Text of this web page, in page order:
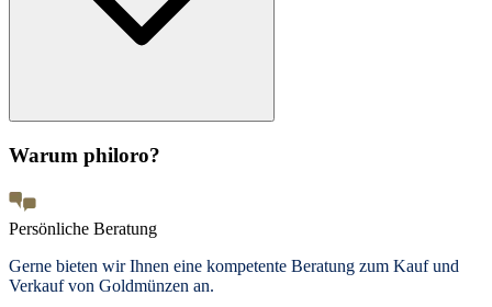
Warum philoro?
Persönliche Beratung
Gerne bieten wir Ihnen eine kompetente Beratung zum Kauf und
Verkauf von Goldmünzen an.